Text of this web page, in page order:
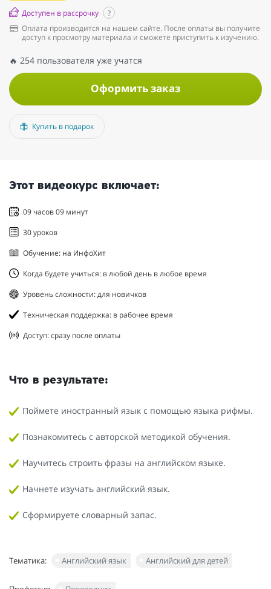
Доступен в рассрочку
?
Оплата производится на нашем сайте. После оплаты вы получите
доступ к просмотру материала и сможете приступить к изучению.
🔥 254 пользователя уже учатся
Оформить заказ
Купить в подарок
Этот видеокурс включает:
09 часов 09 минут
30 уроков
Обучение: на ИнфоХит
Когда будете учиться: в любой день в любое время
Уровень сложности: для новичков
Техническая поддержка: в рабочее время
Доступ: сразу после оплаты
Что в результате:
Поймете иностранный язык с помощью языка рифмы.
Познакомитесь с авторской методикой обучения.
Научитесь строить фразы на английском языке.
Начнете изучать английский язык.
Сформируете словарный запас.
Тематика: Английский язык Английский для детей